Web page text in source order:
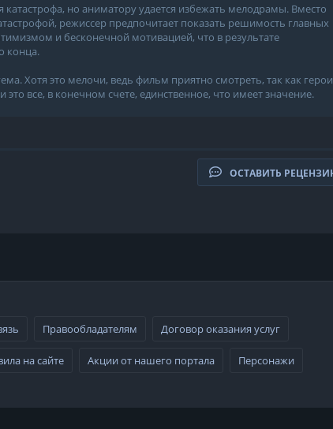
но аниматору удается избежать мелодрамы. Вместо
режиссер предпочитает показать решимость главных
и бесконечной мотивацией, что в результате
конца.
Хотя это мелочи, ведь фильм приятно смотреть, так как герои
все, в конечном счете, единственное, что имеет значение.
ОСТАВИТЬ
Правообладателям Договор оказания услуг
на сайте Акции от нашего портала Персонажи